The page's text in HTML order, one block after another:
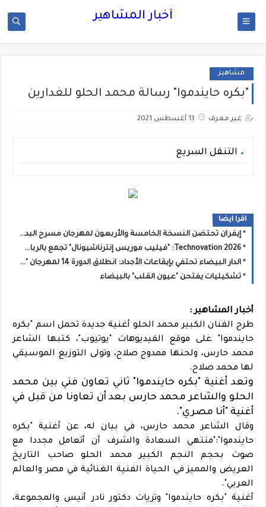
أخبار المشاهير
مشاهير
"بكره حايندموا" رسالة محمد الحلو للغدارين
غير معرف 13 أغسطس 2021
التنقل السريع
اقرا ايضا
إيفران تحتضن النسخة الخامسة والأربعون لمهرجان مسرح البدوي تحت شعار: “الفن في خدمة التنمية”
2026 Technovation: "فيليب موريس إنترناشيونال" تجمع بالرباط خبراء دوليين لتسريع الحوار حول الابتكار والعلم والصحة العامة
الدار البيضاء تحتفي بإيقاعات الأجداد: انطلاق الدورة 14 لمهرجان "نجوم كناوة" بحضور جماهيري غفير
تشكيليات يفتحن "عيون القلب" بالبيضاء
أخبار المشاهير :
طرح الفنان الكبير محمد الحلو أغنية جديدة تحمل اسم "بكره
حايندموا" على موقع الفيديوهات "يوتيوب"، كتبها الشاعر
محمد حارس، ولحنها ممدوح صلاح، وتولى التوزيع الموسيقي
لها محمد صلاح.
وتعد أغنية "بكره حايندموا" ثاني تعاون فني بين محمد
الحلو والشاعر محمد حارس بعد أن تعاونا من قبل في
أغنية "أنا مصري".
وقال الشاعر محمد حارس، في بيان له، عن أغنية "بكره
حايندموا":"منتهي السعادة والشرف أن أتعامل مجددا مع
صوت بحجم النجم الكبير محمد الحلو صاحب التاريخ
العريض والمميز في الحياة الفنية الغنائية في مصر والعالم
العربي".
أغنية "بكره حايندموا" وتريات دكتور نادر أنيس والمجموعة،